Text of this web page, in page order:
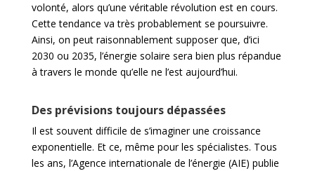
volonté, alors qu’une véritable révolution est en cours.
Cette tendance va très probablement se poursuivre.
Ainsi, on peut raisonnablement supposer que, d’ici
2030 ou 2035, l’énergie solaire sera bien plus répandue
à travers le monde qu’elle ne l’est aujourd’hui.
Des prévisions toujours dépassées
Il est souvent difficile de s’imaginer une croissance
exponentielle. Et ce, même pour les spécialistes. Tous
les ans, l’Agence internationale de l’énergie (AIE) publie